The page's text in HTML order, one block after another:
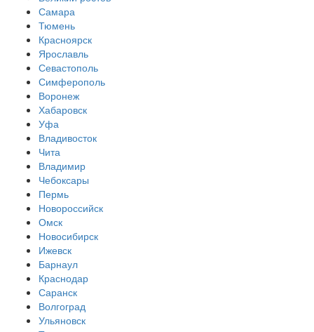
Самара
Тюмень
Красноярск
Ярославль
Севастополь
Симферополь
Воронеж
Хабаровск
Уфа
Владивосток
Чита
Владимир
Чебоксары
Пермь
Новороссийск
Омск
Новосибирск
Ижевск
Барнаул
Краснодар
Саранск
Волгоград
Ульяновск